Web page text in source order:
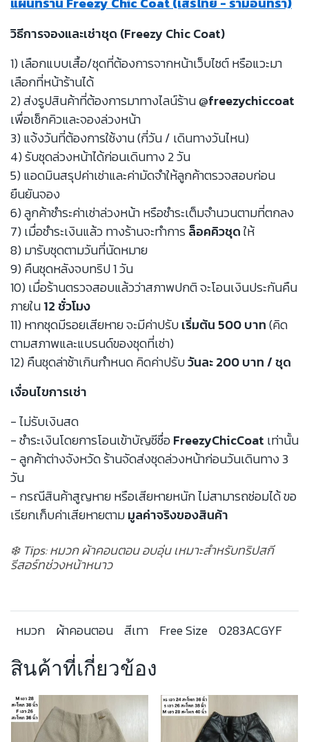
วิธีการจองและเช่าชุด (Freezy Chic Coat)
1) เลือกแบบเสื้อ/ชุดที่ต้องการจากหน้าเว็บไซต์ หรือแวะมา
เลือกที่หน้าร้านได้
2) ส่งรูปสินค้าที่ต้องการมาทางไลน์ร้าน@freezychiccoat
เพื่อเช็กคิวและจองล่วงหน้า
3) แจ้งวันที่ต้องการใช้งาน (กี่วัน / เดินทางวันไหน)
4) รับชุดล่วงหน้าได้ก่อนเดินทาง 2 วัน
5) แอดมินสรุปค่าเช่าและค่ามัดจำให้ลูกค้าตรวจสอบก่อน
ยืนยันจอง
6) ลูกค้าชำระค่าเช่าล่วงหน้า หรือชำระเต็มจำนวนตามที่ตกลง
7) เมื่อชำระเงินแล้ว ทางร้านจะทำการล็อคคิวชุดให้
8) มารับชุดตามวันที่นัดหมาย
9) คืนชุดหลังจบทริป 1 วัน
10) เมื่อร้านตรวจสอบแล้วว่าสภาพปกติ จะโอนเงินประกันคืน
ภายใน12 ชั่วโมง
11) หากชุดมีรอยเสียหาย จะมีค่าปรับเริ่มต้น 500 บาท(คิด
ตามสภาพและแบรนด์ของชุดที่เช่า)
12) คืนชุดล่าช้าเกินกำหนด คิดค่าปรับวันละ 200 บาท / ชุด
เงื่อนไขการเช่า
- ไม่รับเงินสด
- ชำระเงินโดยการโอนเข้าบัญชีชื่อFreezyChicCoat เท่านั้น
- ลูกค้าต่างจังหวัด ร้านจัดส่งชุดล่วงหน้าก่อนวันเดินทาง 3
วัน
- กรณีสินค้าสูญหาย หรือเสียหายหนัก ไม่สามารถซ่อมได้ ขอ
เรียกเก็บค่าเสียหายตามมูลค่าจริงของสินค้า
❄️ Tips: หมวก ผ้าคอนตอน อบอุ่น เหมาะสำหรับทริปสกี
รีสอร์ทช่วงหน้าหนาว
หมวก ผ้าคอนตอน สีเทา Free Size 0283ACGYF
สินค้าที่เกี่ยวข้อง